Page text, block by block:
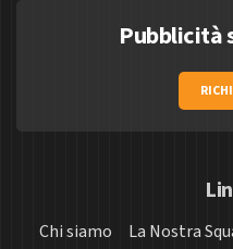
Pubblicità
Chi siamo La Nostra